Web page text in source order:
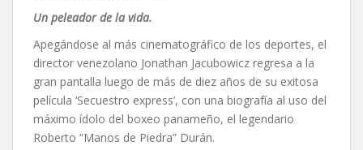
Un peleador de la vida.
Apegándose al más cinematográfico de los deportes, el
director venezolano Jonathan Jacubowicz regresa a la
gran pantalla luego de más de diez años de su exitosa
película ‘Secuestro express’, con una biografía al uso del
máximo ídolo del boxeo panameño, el legendario
Roberto “Manos de Piedra” Durán.